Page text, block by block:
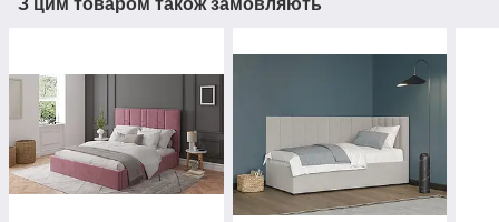
З цим товаром також замовляють